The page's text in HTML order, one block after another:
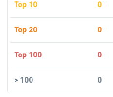
Top 10 0
Top 20 0
Top 100 0
>100 0